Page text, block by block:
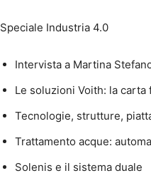
Speciale Industria 4.0
Intervista a Martina
Le soluzioni Voith: la carta
Tecnologie, strutture,
Trattamento acque:
Solenis e il sistema duale